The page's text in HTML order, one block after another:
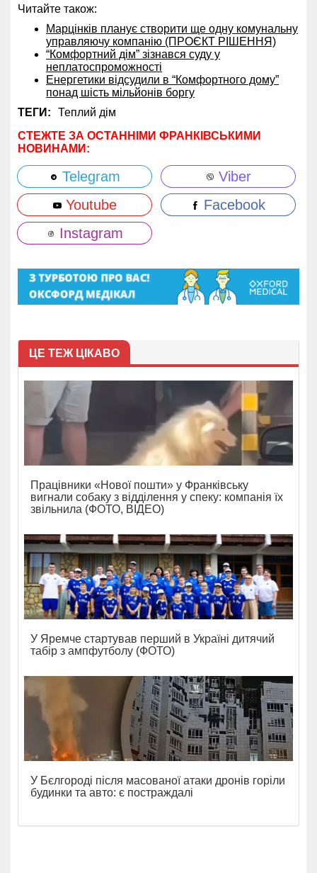
Читайте також:
Марцінків планує створити ще одну комунальну
управляючу компанію (ПРОЄКТ РІШЕННЯ)
“Комфортний дім” зізнався суду у
неплатоспроможності
Енергетики відсудили в “Комфортного дому”
понад шість мільйонів боргу
ТЕГИ:
Теплий дім
СТЕЖТЕ ЗА ОСТАННІМИ ФРАНКІВСЬКИМИ
НОВИНАМИ:
Telegram
Viber
Youtube
Facebook
Instagram
ЦЕ ТЕЖ ЦІКАВО
Працівники «Нової пошти» у Франківську
вигнали собаку з відділення у спеку: компанія їх
звільнила (ФОТО, ВІДЕО)
У Яремче стартував перший в Україні дитячий
табір з ампфутболу (ФОТО)
У Бєлгороді після масованої атаки дронів горіли
будинки та авто: є постраждалі